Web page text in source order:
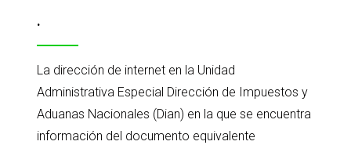
.
La dirección de internet en la Unidad
Administrativa Especial Dirección de Impuestos y
Aduanas Nacionales (Dian) en la que se encuentra
información del documento equivalente